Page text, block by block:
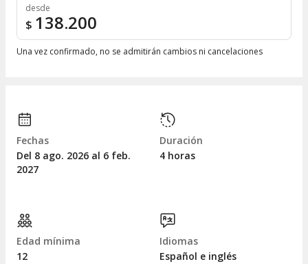
desde
$ 138.200
Una vez confirmado, no se admitirán cambios ni cancelaciones
Fechas
Del 8 ago. 2026 al 6 feb.
2027
Duración
4 horas
Edad mínima
12
Idiomas
Español e inglés